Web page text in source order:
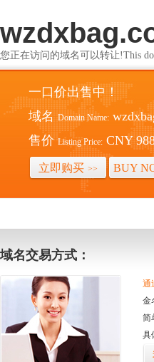
您正在访问的域名可以转让!This
一口价出售中！
域名 Domain Name:
售价 Listing Price: CNY
立即购买 >> BUY
域名交易方式：
通
金
简
具